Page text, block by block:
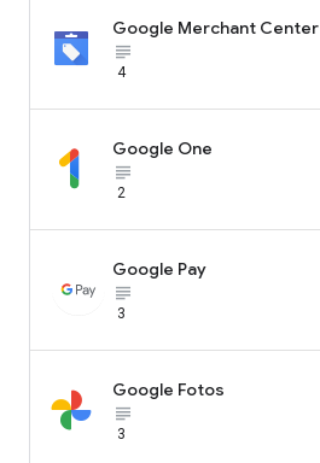
Google Merchant Center
subject_black
4
Google One
subject_black
2
Google Pay
subject_black
3
Google Fotos
subject_black
3